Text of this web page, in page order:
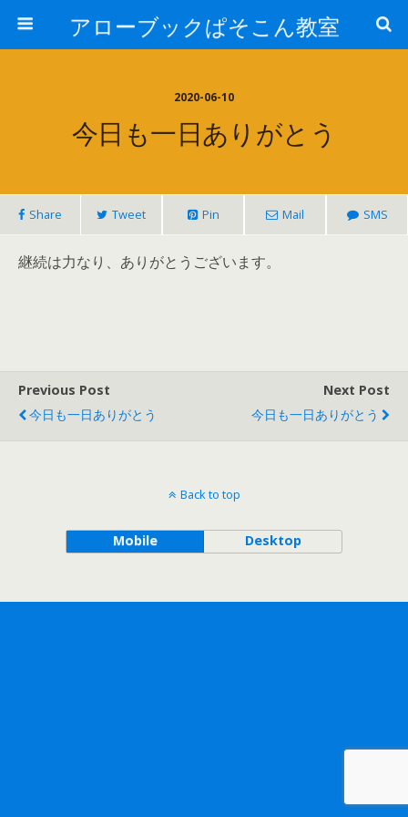
アローブックぱそこん教室
2020-06-10
今日も一日ありがとう
Share Tweet Pin Mail SMS
継続は力なり、ありがとうございます。
Previous Post
今日も一日ありがとう
Next Post
今日も一日ありがとう
Back to top
Mobile Desktop